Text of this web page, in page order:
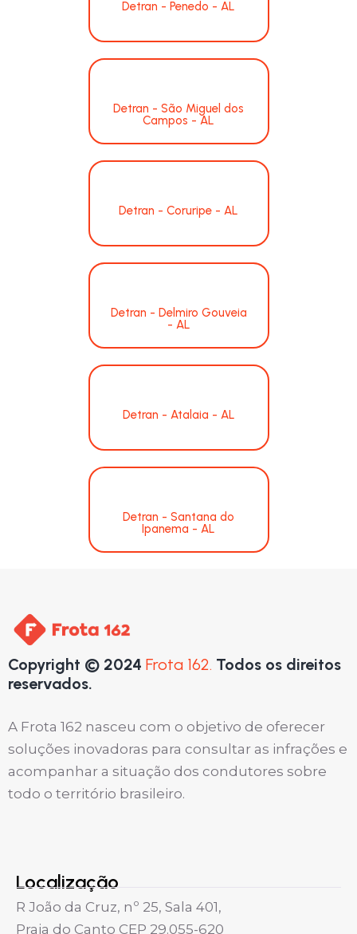
Detran - Penedo - AL
Detran - São Miguel dos
Campos - AL
Detran - Coruripe - AL
Detran - Delmiro Gouveia
- AL
Detran - Atalaia - AL
Detran - Santana do
Ipanema - AL
Copyright © 2024 Frota 162. Todos os direitos
reservados.
A Frota 162 nasceu com o objetivo de oferecer
soluções inovadoras para consultar as infrações e
acompanhar a situação dos condutores sobre
todo o território brasileiro.
Localização
R João da Cruz, nº 25, Sala 401,
Praia do Canto CEP 29.055-620